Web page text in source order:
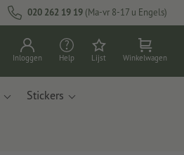
020 262 19 19 (Ma-vr 8-17 u Engels)
Inloggen Help Lijst Winkelwagen
Stickers